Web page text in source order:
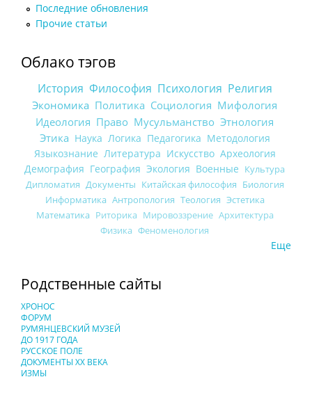
Последние обновления
Прочие статьи
Облако тэгов
История Философия Психология Религия
Экономика Политика Социология Мифология
Идеология Право Мусульманство Этнология
Этика Наука Логика Педагогика Методология
Языкознание Литература Искусство Археология
Демография География Экология Военные Культура
Дипломатия Документы Китайская философия Биология
Информатика Антропология Теология Эстетика
Математика Риторика Мировоззрение Архитектура
Физика Феноменология
Еще
Родственные сайты
ХРОНОС
ФОРУМ
РУМЯНЦЕВСКИЙ МУЗЕЙ
ДО 1917 ГОДА
РУССКОЕ ПОЛЕ
ДОКУМЕНТЫ XX ВЕКА
ИЗМЫ